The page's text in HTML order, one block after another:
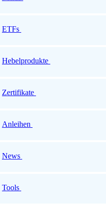
ETFs
Hebelprodukte
Zertifikate
Anleihen
News
Tools